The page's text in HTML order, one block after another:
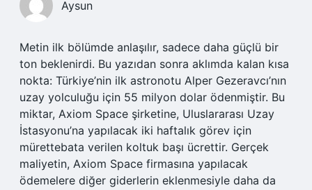
Aysun
Metin ilk bölümde anlaşılır, sadece daha güçlü bir
ton beklenirdi. Bu yazıdan sonra aklımda kalan kısa
nokta: Türkiye’nin ilk astronotu Alper Gezeravcı’nın
uzay yolculuğu için 55 milyon dolar ödenmiştir. Bu
miktar, Axiom Space şirketine, Uluslararası Uzay
İstasyonu’na yapılacak iki haftalık görev için
mürettebata verilen koltuk başı ücrettir. Gerçek
maliyetin, Axiom Space firmasına yapılacak
ödemelere diğer giderlerin eklenmesiyle daha da